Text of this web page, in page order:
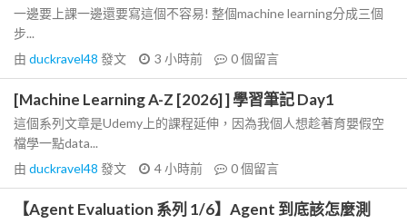
一邊要上課一邊還要寫這個不容易! 整個machine learning分成三個
步...
由 duckravel48 發文 3 小時前 0個留言
[Machine Learning A-Z [2026] ] 學習筆記 Day1
這個系列文章是Udemy上的課程延伸，因為我個人想趁著育嬰假空
檔學一點data...
由 duckravel48 發文 4 小時前 0個留言
【Agent Evaluation 系列 1/6】Agent 到底該怎麼測